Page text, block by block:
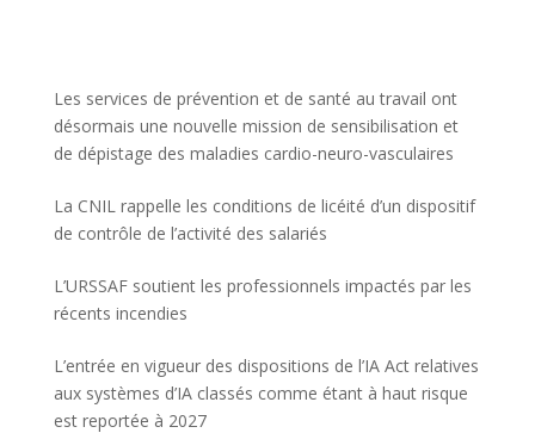
Les services de prévention et de santé au travail ont
désormais une nouvelle mission de sensibilisation et
de dépistage des maladies cardio-neuro-vasculaires
La CNIL rappelle les conditions de licéité d’un dispositif
de contrôle de l’activité des salariés
L’URSSAF soutient les professionnels impactés par les
récents incendies
L’entrée en vigueur des dispositions de l’IA Act relatives
aux systèmes d’IA classés comme étant à haut risque
est reportée à 2027